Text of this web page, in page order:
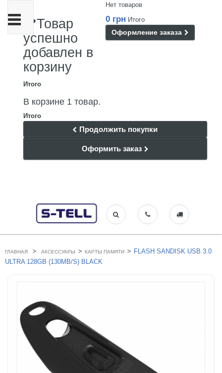
Нет товаров
0 грн Итого
Оформление заказа
Товар
успешно
добавлен в
корзину
Итого
В корзине 1 товар.
Итого
Продолжить покупки
Оформить заказ
Переключить
навигации
ГЛАВНАЯ > АКСЕССУАРЫ > КАРТЫ ПАМЯТИ > FLASH SANDISK USB 3.0
ULTRA 128GB (130MB/S) BLACK